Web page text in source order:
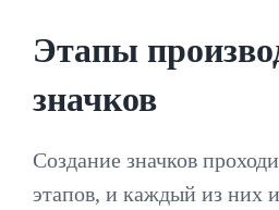
Этапы
значков
Создание значков
этапов, и каждый из них